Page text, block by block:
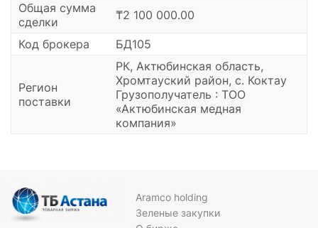
Общая сумма
сделки
₸2 100 000.00
Код брокера БД105
Регион
поставки
РК, Актюбинская область,
Хромтауский район, с. Коктау
Грузополучатель : ТОО
«Актюбинская медная
компания»
Aramco holding
Зеленые закупки